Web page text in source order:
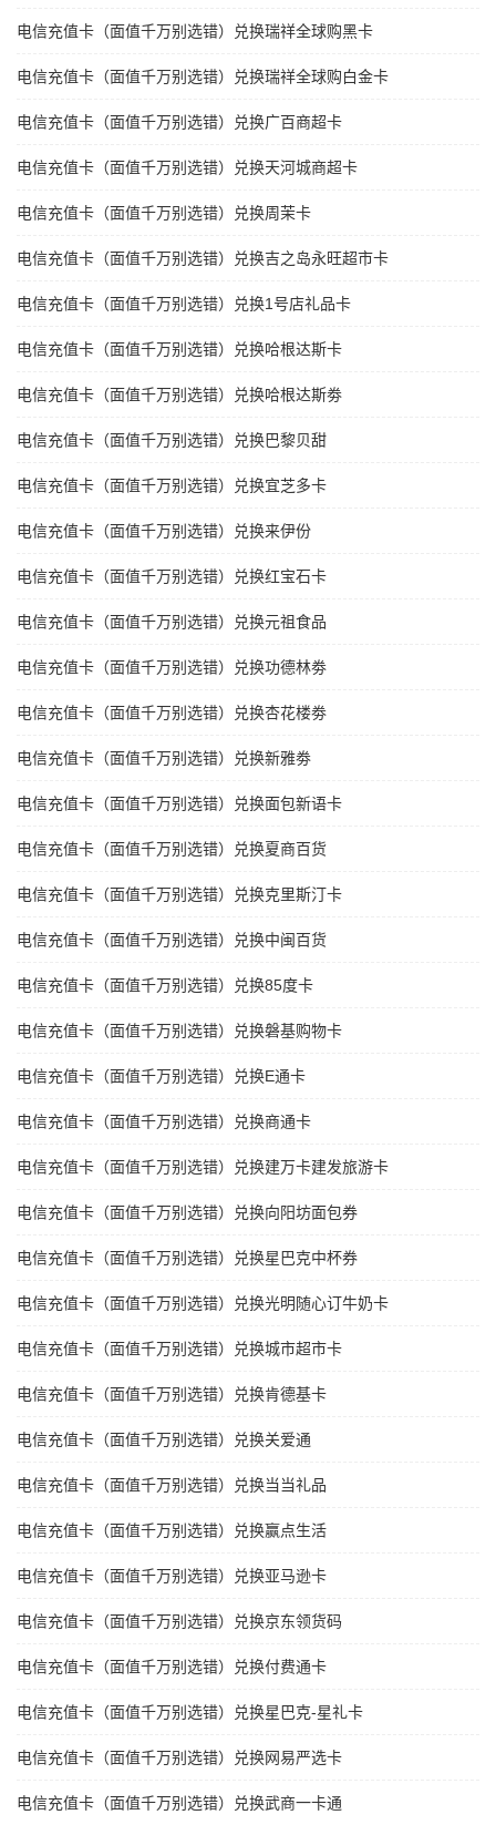
电信充值卡（面值千万别选错）兑换瑞祥全球购黑卡
电信充值卡（面值千万别选错）兑换瑞祥全球购白金卡
电信充值卡（面值千万别选错）兑换广百商超卡
电信充值卡（面值千万别选错）兑换天河城商超卡
电信充值卡（面值千万别选错）兑换周茉卡
电信充值卡（面值千万别选错）兑换吉之岛永旺超市卡
电信充值卡（面值千万别选错）兑换1号店礼品卡
电信充值卡（面值千万别选错）兑换哈根达斯卡
电信充值卡（面值千万别选错）兑换哈根达斯劵
电信充值卡（面值千万别选错）兑换巴黎贝甜
电信充值卡（面值千万别选错）兑换宜芝多卡
电信充值卡（面值千万别选错）兑换来伊份
电信充值卡（面值千万别选错）兑换红宝石卡
电信充值卡（面值千万别选错）兑换元祖食品
电信充值卡（面值千万别选错）兑换功德林劵
电信充值卡（面值千万别选错）兑换杏花楼劵
电信充值卡（面值千万别选错）兑换新雅劵
电信充值卡（面值千万别选错）兑换面包新语卡
电信充值卡（面值千万别选错）兑换夏商百货
电信充值卡（面值千万别选错）兑换克里斯汀卡
电信充值卡（面值千万别选错）兑换中闽百货
电信充值卡（面值千万别选错）兑换85度卡
电信充值卡（面值千万别选错）兑换磐基购物卡
电信充值卡（面值千万别选错）兑换E通卡
电信充值卡（面值千万别选错）兑换商通卡
电信充值卡（面值千万别选错）兑换建万卡建发旅游卡
电信充值卡（面值千万别选错）兑换向阳坊面包券
电信充值卡（面值千万别选错）兑换星巴克中杯券
电信充值卡（面值千万别选错）兑换光明随心订牛奶卡
电信充值卡（面值千万别选错）兑换城市超市卡
电信充值卡（面值千万别选错）兑换肯德基卡
电信充值卡（面值千万别选错）兑换关爱通
电信充值卡（面值千万别选错）兑换当当礼品
电信充值卡（面值千万别选错）兑换赢点生活
电信充值卡（面值千万别选错）兑换亚马逊卡
电信充值卡（面值千万别选错）兑换京东领货码
电信充值卡（面值千万别选错）兑换付费通卡
电信充值卡（面值千万别选错）兑换星巴克-星礼卡
电信充值卡（面值千万别选错）兑换网易严选卡
电信充值卡（面值千万别选错）兑换武商一卡通